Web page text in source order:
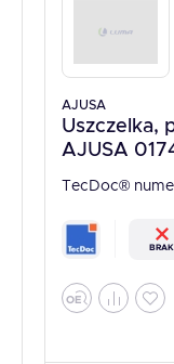
AJUSA
Uszczelka,
AJUSA
TecDoc®
BRAK